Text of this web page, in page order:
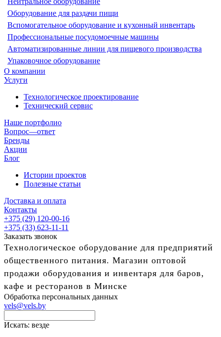
Оборудование для раздачи пищи
Вспомогательное оборудование и кухонный инвентарь
Профессиональные посудомоечные машины
Автоматизированные линии для пищевого производства
Упаковочное оборудование
О компании
Услуги
Технологическое проектирование
Технический сервис
Наше портфолио
Вопрос—ответ
Бренды
Акции
Блог
Истории проектов
Полезные статьи
Доставка и оплата
Контакты
+375 (29) 120-00-16
+375 (33) 623-11-11
Заказать звонок
Технологическое оборудование для предприятий
общественного питания. Магазин оптовой
продажи оборудования и инвентаря для баров,
кафе и ресторанов в Минске
Обработка персональных данных
vels@vels.by
Искать: везде